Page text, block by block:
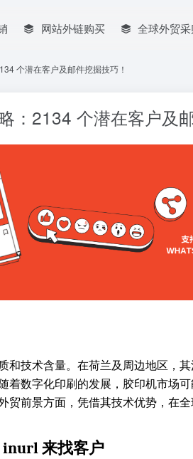
网站外链购买 全球外贸采
个潜在客户及邮件挖掘技巧！
：2134 个潜在客户及
和技术含量。在荷兰及周边地区，
着数字化印刷的发展，胶印机市场可
贸前景方面，凭借其技术优势，在全
inurl 来找客户